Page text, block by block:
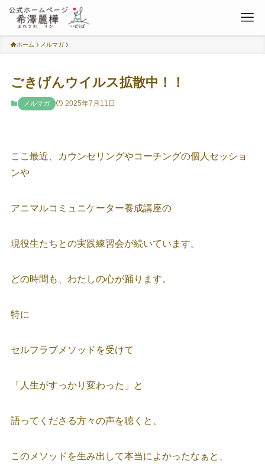
ホーム メルマガ
ごきげんウイルス拡散中！！
メルマガ 2025年7月11日
ここ最近、カウンセリングやコーチングの個人セッショ
ンや
アニマルコミュニケーター養成講座の
現役生たちとの実践練習会が続いています。
どの時間も、わたしの心が踊ります。
特に
セルフラブメソッドを受けて
「人生がすっかり変わった」と
語ってくださる方々の声を聴くと、
このメソッドを生み出して本当によかったなぁと、